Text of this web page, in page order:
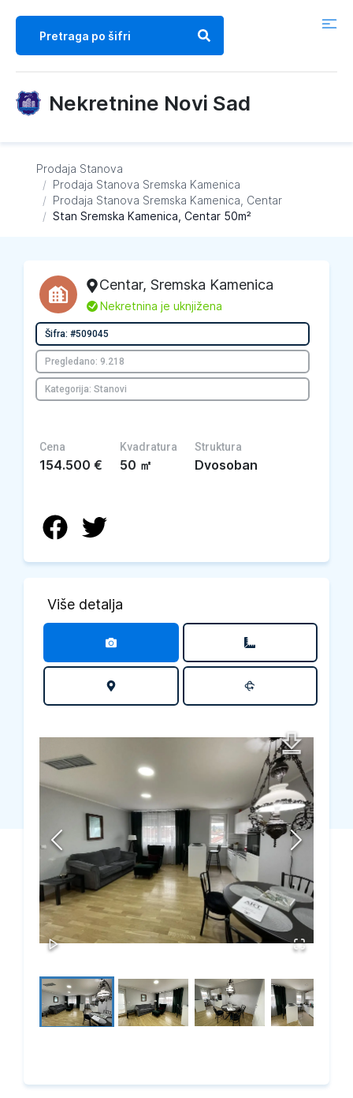
Nekretnine Novi Sad
Prodaja Stanova
/ Prodaja Stanova Sremska Kamenica
/ Prodaja Stanova Sremska Kamenica, Centar
/ Stan Sremska Kamenica, Centar 50m²
Centar, Sremska Kamenica
L Nekretnina je uknjižena
Šifra: #509045
Pregledano: 9.218
Kategorija: Stanovi
Cena
154.500 €
Kvadratura
50 ㎡
Struktura
Dvosoban
Više detalja